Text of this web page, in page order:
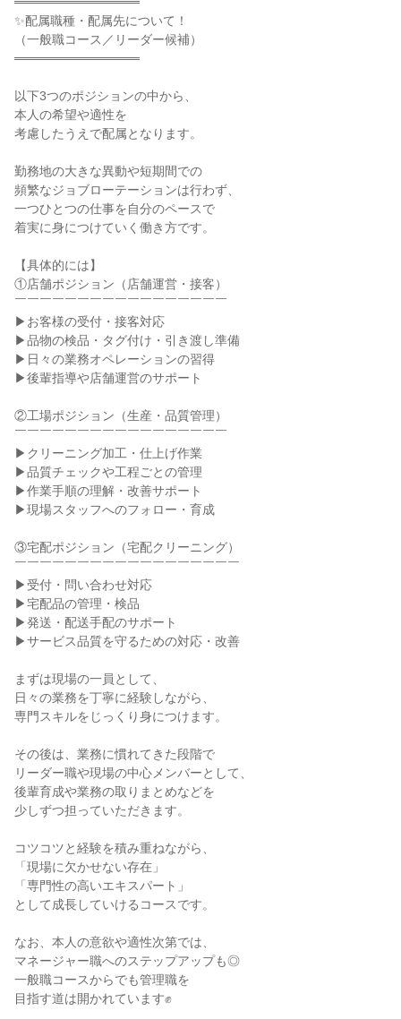
✨配属職種・配属先について！
（一般職コース／リーダー候補）
══════════════
以下3つのポジションの中から、
本人の希望や適性を
考慮したうえで配属となります。
勤務地の大きな異動や短期間での
頻繁なジョブローテーションは行わず、
一つひとつの仕事を自分のペースで
着実に身につけていく働き方です。
【具体的には】
①店舗ポジション（店舗運営・接客）
￣￣￣￣￣￣￣￣￣￣￣￣￣￣￣￣￣
▶お客様の受付・接客対応
▶品物の検品・タグ付け・引き渡し準備
▶日々の業務オペレーションの習得
▶後輩指導や店舗運営のサポート
②工場ポジション（生産・品質管理）
￣￣￣￣￣￣￣￣￣￣￣￣￣￣￣￣￣
▶クリーニング加工・仕上げ作業
▶品質チェックや工程ごとの管理
▶作業手順の理解・改善サポート
▶現場スタッフへのフォロー・育成
③宅配ポジション（宅配クリーニング）
￣￣￣￣￣￣￣￣￣￣￣￣￣￣￣￣￣￣
▶受付・問い合わせ対応
▶宅配品の管理・検品
▶発送・配送手配のサポート
▶サービス品質を守るための対応・改善
まずは現場の一員として、
日々の業務を丁寧に経験しながら、
専門スキルをじっくり身につけます。
その後は、業務に慣れてきた段階で
リーダー職や現場の中心メンバーとして、
後輩育成や業務の取りまとめなどを
少しずつ担っていただきます。
コツコツと経験を積み重ねながら、
「現場に欠かせない存在」
「専門性の高いエキスパート」
として成長していけるコースです。
なお、本人の意欲や適性次第では、
マネージャー職へのステップアップも◎
一般職コースからでも管理職を
目指す道は開かれています✊